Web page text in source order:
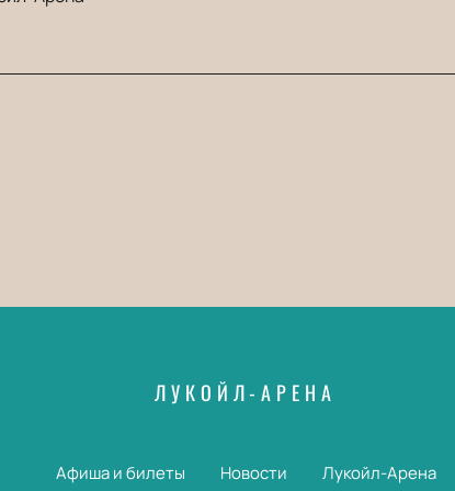
ЛУКОЙЛ-АРЕНА
Афиша и билеты Новости Лукойл-Арена